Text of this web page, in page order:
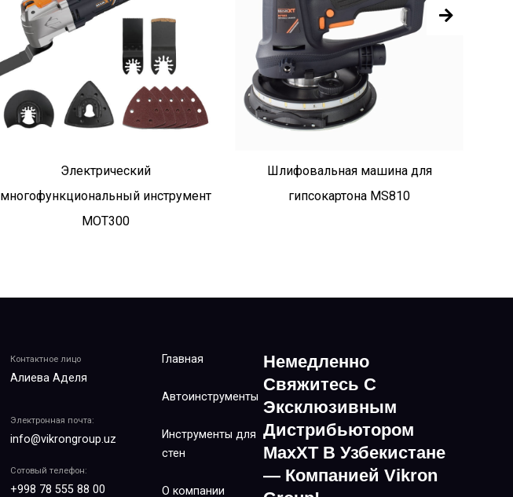
Электрический
многофункциональный инструмент
MOT300
Шлифовальная машина для
гипсокартона MS810
Контактное лицо
Алиева Аделя
Электронная почта:
info@vikrongroup.uz
Сотовый телефон:
+998 78 555 88 00
Главная
Автоинструменты
Инструменты для
стен
О компании
Немедленно
Свяжитесь С
Эксклюзивным
Дистрибьютором
MaxXT В Узбекистане
— Компанией Vikron